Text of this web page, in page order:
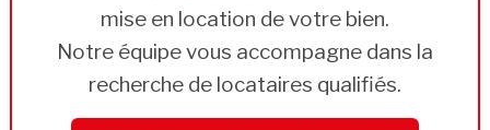
mise en location de votre bien.
Notre équipe vous accompagne dans la
recherche de locataires qualifiés.